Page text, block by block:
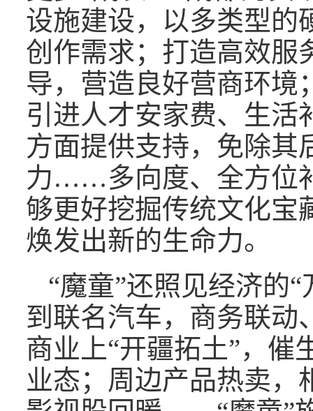
设施建设，以多类型的
创作需求；打造高效服
导，营造良好营商环境
引进人才安家费、生活
方面提供支持，免除其
力……多向度、全方位
够更好挖掘传统文化宝
焕发出新的生命力。
“魔童”还照见经济的
到联名汽车，商务联动
商业上“开疆拓土”，催
业态；周边产品热卖，